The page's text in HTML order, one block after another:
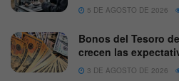
5 DE AGOSTO DE 2026
Bonos del Tesoro
crecen las
3 DE AGOSTO DE 2026